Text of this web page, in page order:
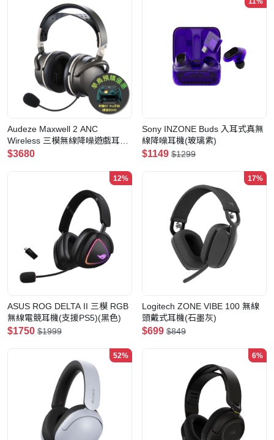
Audeze Maxwell 2 ANC
Wireless 三模無線降噪遊戲耳機
(PC+Playstation)
$3680
Sony INZONE Buds 入耳式真無
線降噪耳機(玻璃紫)
$1149 $1299
12%
ASUS ROG DELTA II 三模 RGB
無線電競耳機(支援PS5)(黑色)
$1750 $1999
17%
Logitech ZONE VIBE 100 無線
頭戴式耳機(石墨灰)
$699 $849
52% 6%